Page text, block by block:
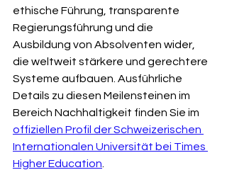
ethische Führung, transparente
Regierungsführung und die
Ausbildung von Absolventen wider,
die weltweit stärkere und gerechtere
Systeme aufbauen. Ausführliche
Details zu diesen Meilensteinen im
Bereich Nachhaltigkeit finden Sie im
offiziellen Profil der Schweizerischen
Internationalen Universität bei Times
Higher Education